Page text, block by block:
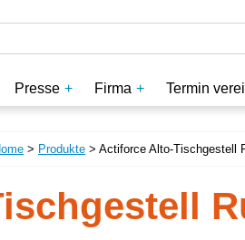
Presse Firma Termin
> Produkte > Actiforce Alto-Tischgestell